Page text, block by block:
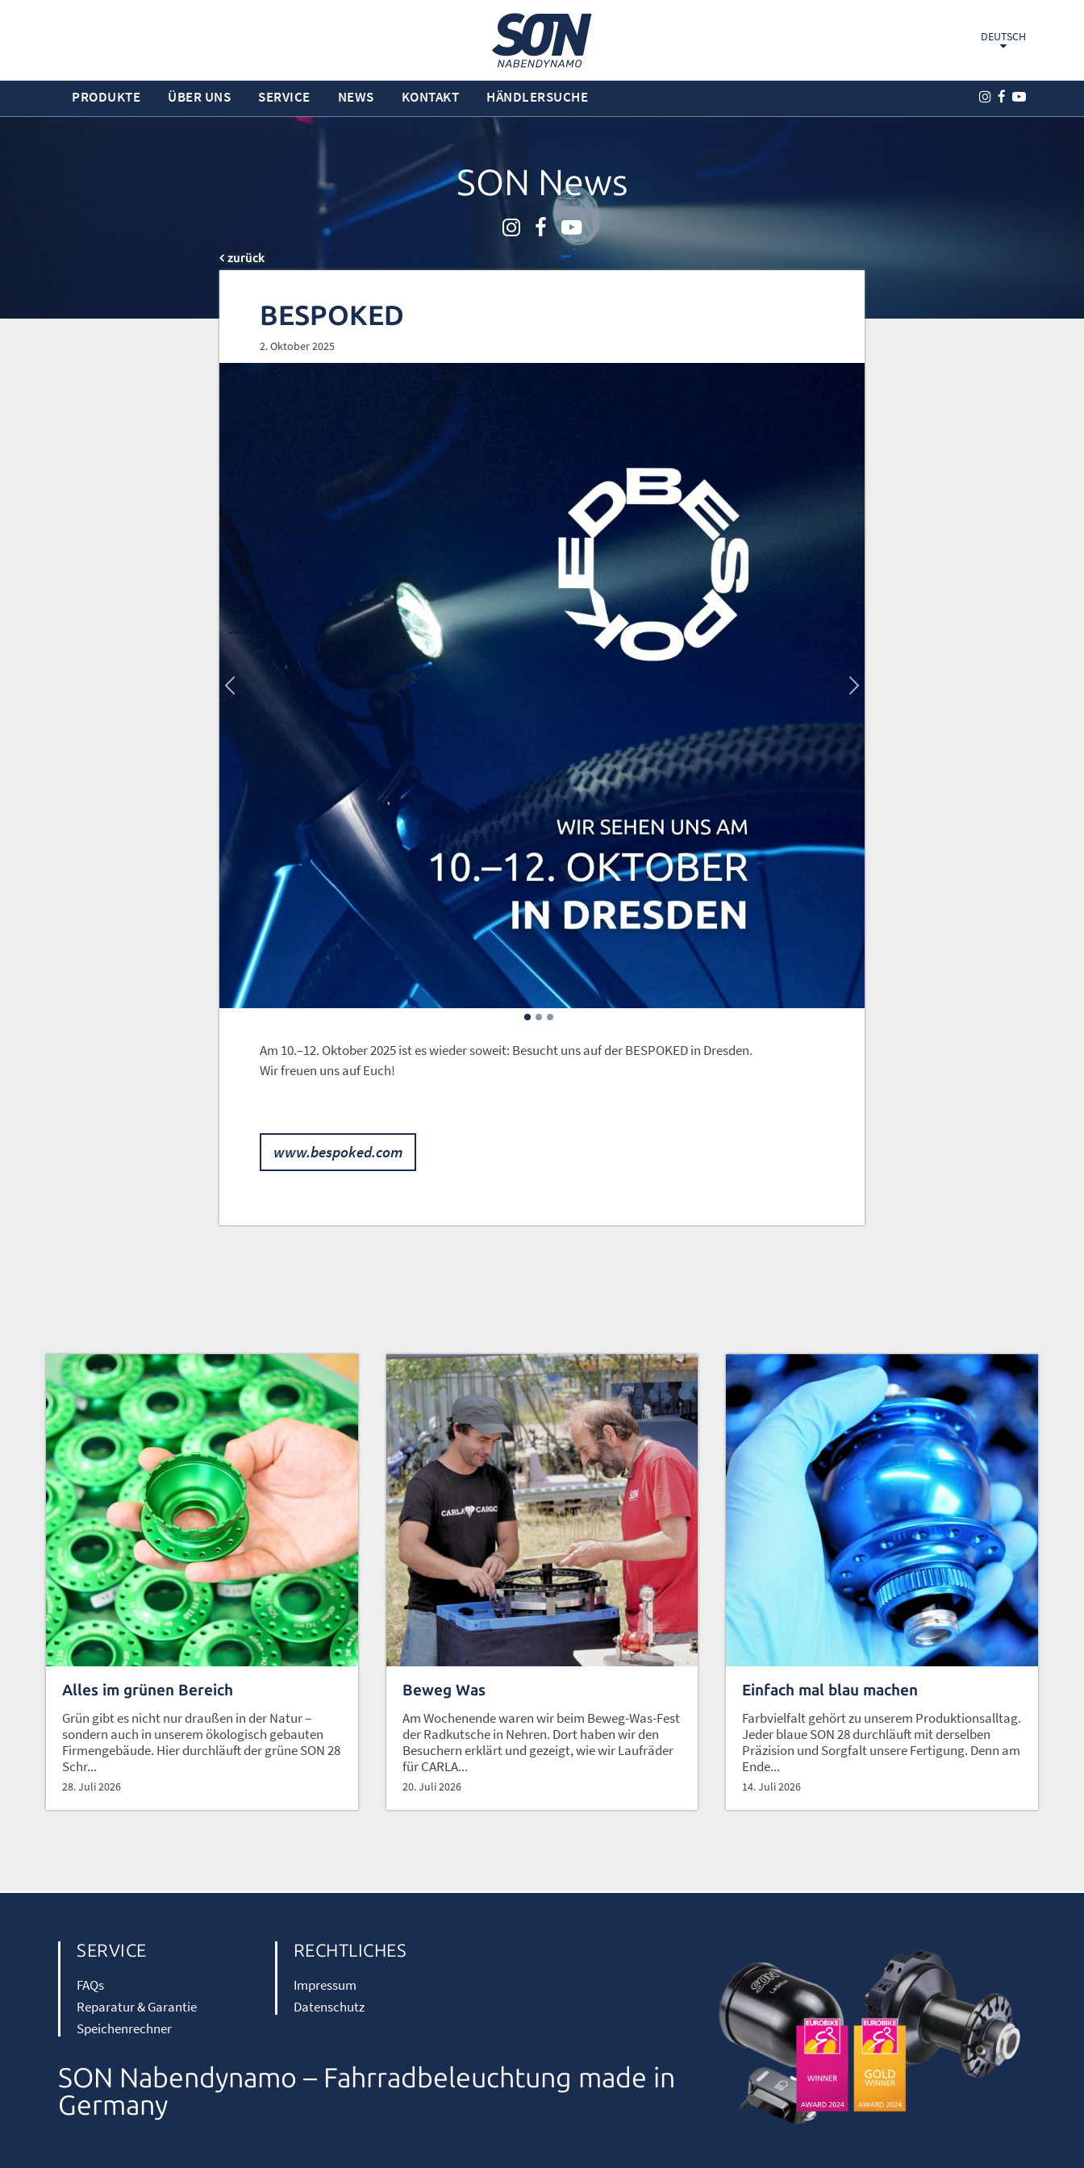
DEUTSCH
PRODUKTE ÜBER UNS SERVICE NEWS KONTAKT HÄNDLERSUCHE
SON News
zurück
BESPOKED
2. Oktober 2025
Am 10.–12. Oktober 2025 ist es wieder soweit: Besucht uns auf der BESPOKED in Dresden.
Wir freuen uns auf Euch!
www.bespoked.com
Alles im grünen Bereich
Grün gibt es nicht nur draußen in der Natur –
sondern auch in unserem ökologisch gebauten
Firmengebäude. Hier durchläuft der grüne SON 28
Schr...
28. Juli 2026
Beweg Was
Am Wochenende waren wir beim Beweg-Was-Fest
der Radkutsche in Nehren. Dort haben wir den
Besuchern erklärt und gezeigt, wie wir Laufräder
für CARLA...
20. Juli 2026
Einfach mal blau machen
Farbvielfalt gehört zu unserem Produktionsalltag.
Jeder blaue SON 28 durchläuft mit derselben
Präzision und Sorgfalt unsere Fertigung. Denn am
Ende...
14. Juli 2026
SERVICE
FAQs
Reparatur & Garantie
Speichenrechner
RECHTLICHES
Impressum
Datenschutz
SON Nabendynamo – Fahrradbeleuchtung made in
Germany